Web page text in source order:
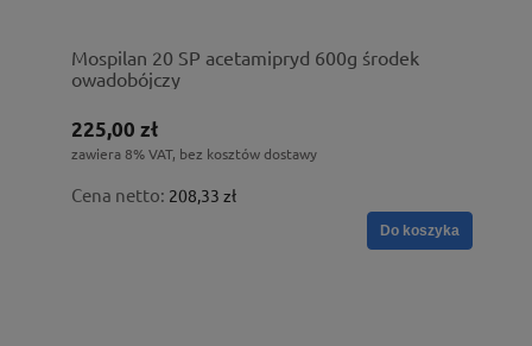
Mospilan 20 SP acetamipryd 600g środek
owadobójczy
225,00 zł
zawiera 8% VAT, bez kosztów dostawy
Cena netto: 208,33 zł
Do koszyka